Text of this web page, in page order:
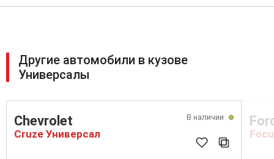
Другие автомобили в кузове
Универсалы
В наличии
Chevrolet
Cruze Универсал